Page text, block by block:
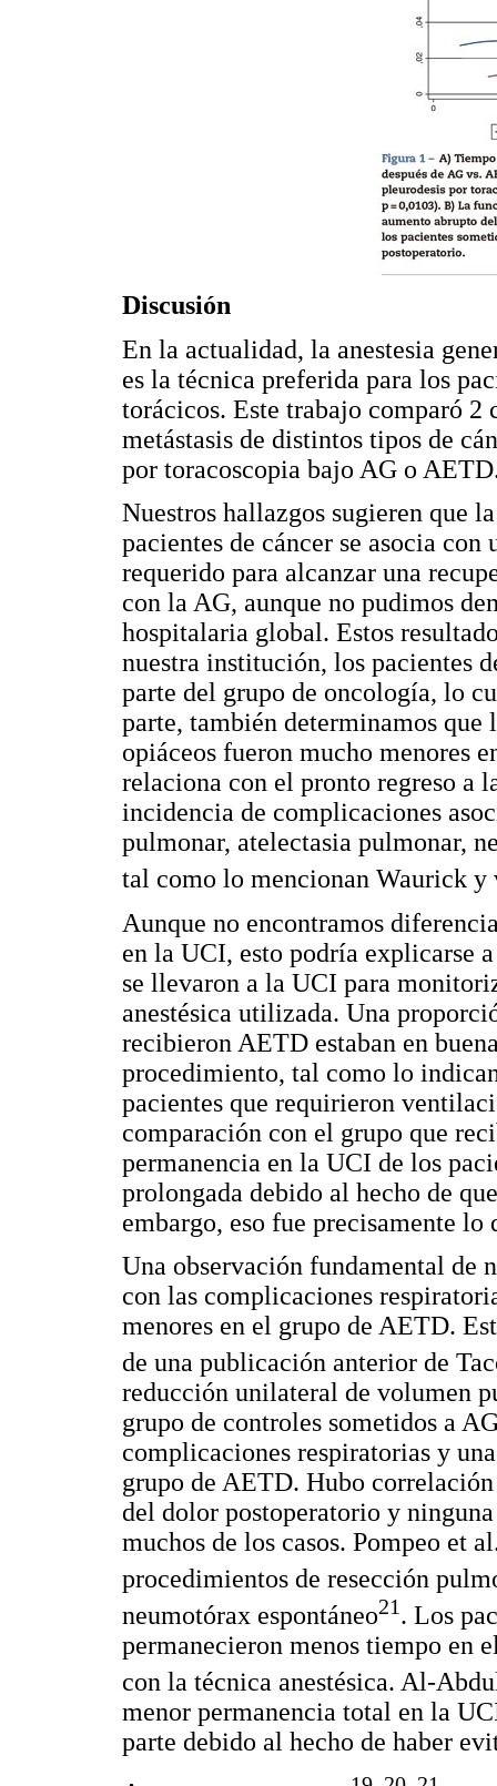
Discusión
En la actualidad, la anestesia
es la técnica preferida para los
torácicos. Este trabajo comparó 2
metástasis de distintos tipos de
por toracoscopia bajo AG o
Nuestros hallazgos sugieren que
pacientes de cáncer se asocia
requerido para alcanzar una
con la AG, aunque no pudimos
hospitalaria global. Estos
nuestra institución, los pacientes
parte del grupo de oncología, lo
parte, también determinamos que
opiáceos fueron mucho menores
relaciona con el pronto regreso a
incidencia de complicaciones
pulmonar, atelectasia pulmonar,
tal como lo mencionan Waurick y
Aunque no encontramos
en la UCI, esto podría explicarse
se llevaron a la UCI para
anestésica utilizada. Una
recibieron AETD estaban en
procedimiento, tal como lo
pacientes que requirieron
comparación con el grupo que
permanencia en la UCI de los
prolongada debido al hecho de
embargo, eso fue precisamente
Una observación fundamental de
con las complicaciones
menores en el grupo de AETD.
de una publicación anterior de
reducción unilateral de volumen
grupo de controles sometidos a
complicaciones respiratorias y
grupo de AETD. Hubo
del dolor postoperatorio y
muchos de los casos. Pompeo et
procedimientos de resección
neumotórax espontáneo21. Los
permanecieron menos tiempo en
con la técnica anestésica. Al-
menor permanencia total en la
parte debido al hecho de haber